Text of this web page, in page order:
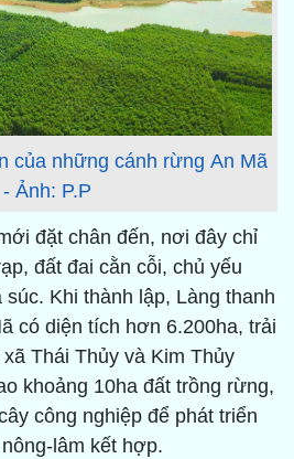
của những cánh rừng An Mã
- Ảnh: P.P
đặt chân đến, nơi đây chỉ
đất đai cằn cỗi, chủ yếu
Khi thành lập, Làng thanh
có diện tích hơn 6.200ha, trải
Thái Thủy và Kim Thủy
khoảng 10ha đất trồng rừng,
công nghiệp để phát triển
lâm kết hợp.